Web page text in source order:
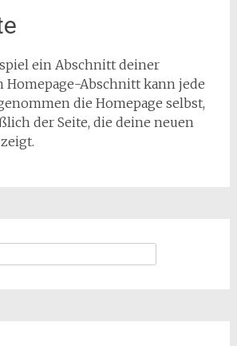
ein Abschnitt deiner
Homepage-Abschnitt kann jede
die Homepage selbst,
der Seite, die deine neuen